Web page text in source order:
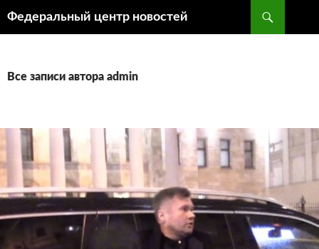
Федеральный центр новостей
Все записи автора admin